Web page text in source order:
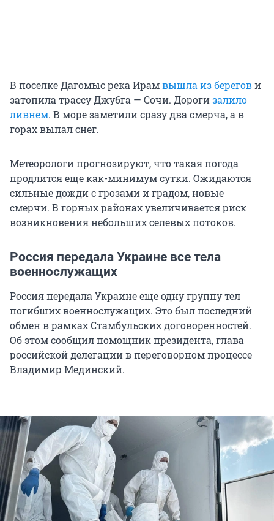
В поселке Дагомыс река Ирамвышла из берегови
затопила трассу Джубга — Сочи. Дорогизалило
ливнем. В море заметили сразу два смерча, а в
горах выпал снег.
Метеорологи прогнозируют, что такая погода
продлится еще как-минимум сутки. Ожидаются
сильные дожди с грозами и градом, новые
смерчи. В горных районах увеличивается риск
возникновения небольших селевых потоков.
Россия передала Украине все тела
военнослужащих
Россия передала Украине еще одну группу тел
погибших военнослужащих. Это был последний
обмен в рамках Стамбульских договоренностей.
Об этом сообщил помощник президента, глава
российской делегации в переговорном процессе
Владимир Мединский.